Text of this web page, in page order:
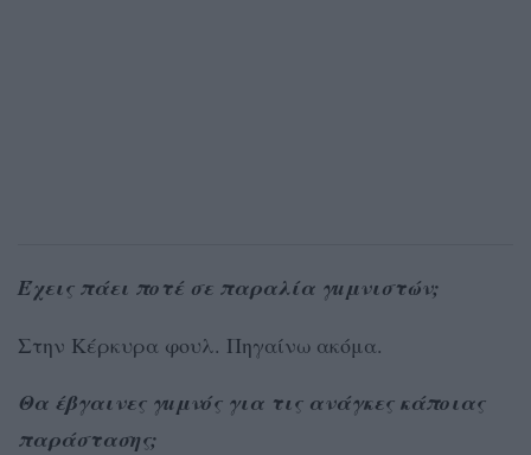
Έχεις πάει ποτέ σε παραλία γuμνιστών;
Στην Κέρκυρα φουλ. Πηγαίνω ακόμα.
Θα έβγαινες γuμνός για τις ανάγκες κάποιας
παράστασης;